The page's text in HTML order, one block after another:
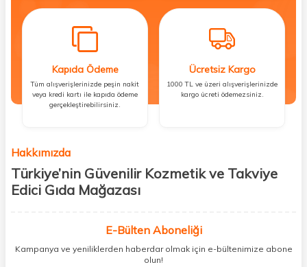
Kapıda Ödeme
Tüm alışverişlerinizde peşin nakit
veya kredi kartı ile kapıda ödeme
gerçekleştirebilirsiniz.
Ücretsiz Kargo
1000 TL ve üzeri alışverişlerinizde
kargo ücreti ödemezsiniz.
Hakkımızda
Türkiye’nin Güvenilir Kozmetik ve Takviye
Edici Gıda Mağazası
kişisel bakım hem de takviye edici gıda ürünlerini sizlerle
buluşturuyoruz. Artık mağaza mağaza dolaşmanıza gerek yok;
ihtiyacınız olan her şeyi tek bir çatı altında topluyor ve kapınıza kadar
E-Bülten Aboneliği
Kampanya ve yeniliklerden haberdar olmak için e-bültenimize abone
olun!